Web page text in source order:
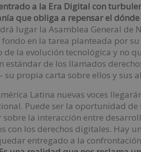
a la Era Digital con
que obliga a repensar el
lugar la Asamblea General de
en la tarea planteada por su
de la evolución tecnológica y no
estándar de los llamados
su propia carta sobre ellos y sus
Latina nuevas voces
Puede ser la oportunidad de
la interacción entre
con los derechos digitales. Hay
entregado a la